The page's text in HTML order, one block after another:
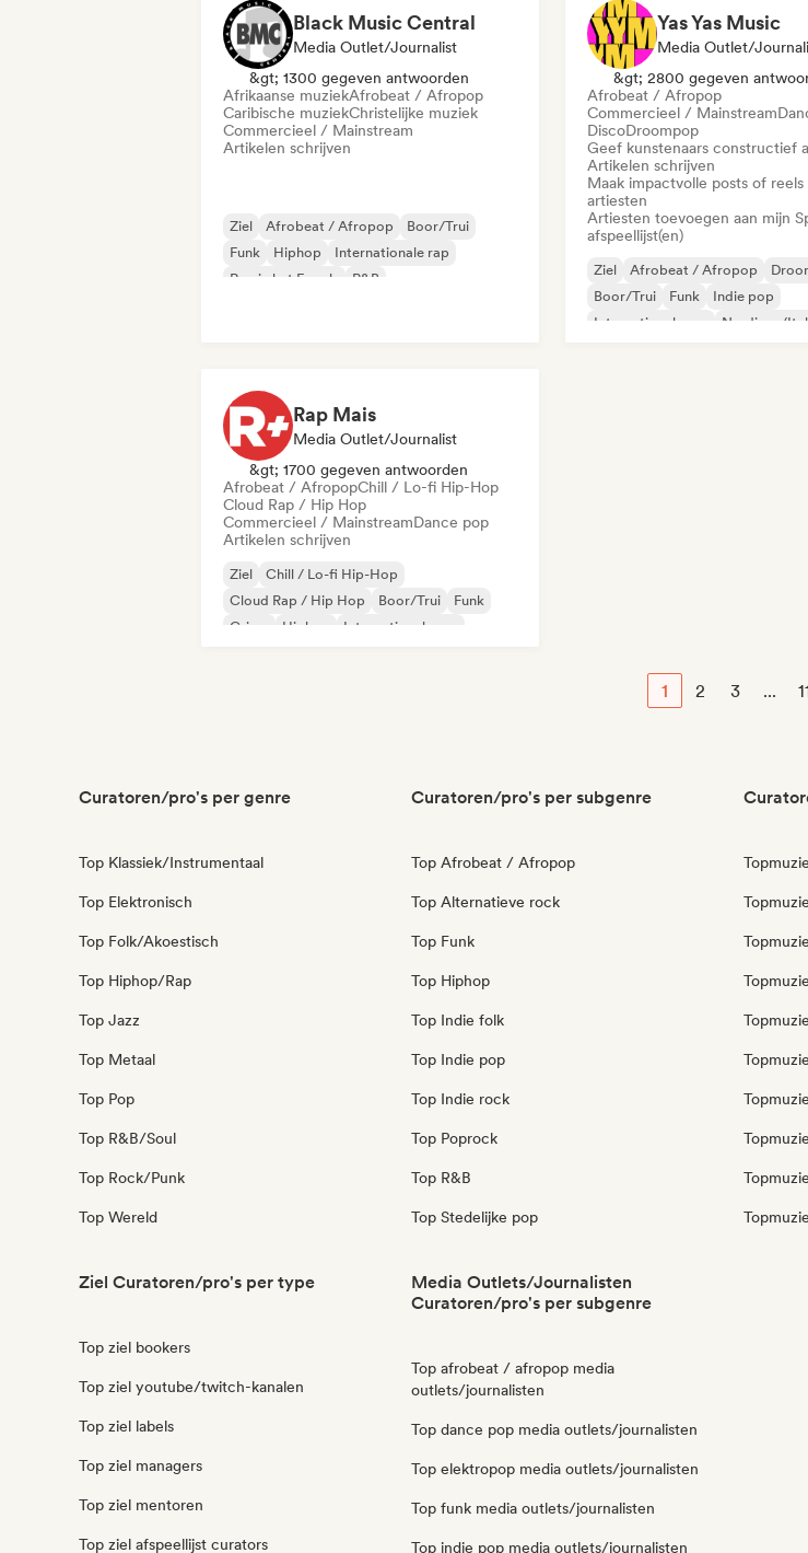
Black Music Central
Media Outlet/Journalist
&gt; 1300 gegeven antwoorden
Afrikaanse muziekAfrobeat / Afropop
Caribische muziekChristelijke muziek
Commercieel / Mainstream
Artikelen schrijven
Ziel Afrobeat / Afropop
Boor/Trui
Funk
Hiphop
Internationale rap
Rap in het Engels
R&B
Yas Yas Music
&gt; 2800 gegeven
Afrobeat / Afropop
Commercieel / Mainstream
DiscoDroompop
Geef kunstenaars constructief
Artikelen schrijven
Maak impactvolle posts of reels
artiesten
Artiesten toevoegen aan mijn
afspeellijst(en)
Ziel Afrobeat / Afropop
Boor/Trui
Funk
Indie pop
Internationale rap
Nu-disco/Italo
Rap Mais
Media Outlet/Journalist
&gt; 1700 gegeven antwoorden
Afrobeat / AfropopChill / Lo-fi Hip-Hop
Cloud Rap / Hip Hop
Commercieel / MainstreamDance pop
Artikelen schrijven
Ziel
Chill / Lo-fi Hip-Hop
Cloud Rap / Hip Hop
Boor/Trui
Funk
Grime
Hiphop Internationale rap
1 2 3 ...
Curatoren/pro's per genre
Top Klassiek/Instrumentaal
Top Elektronisch
Top Folk/Akoestisch
Top Hiphop/Rap
Top Jazz
Top Metaal
Top Pop
Top R&B/Soul
Top Rock/Punk
Top Wereld
Curatoren/pro's per subgenre
Top Afrobeat / Afropop
Top Alternatieve rock
Top Funk
Top Hiphop
Top Indie folk
Top Indie pop
Top Indie rock
Top Poprock
Top R&B
Top Stedelijke pop
Ziel Curatoren/pro's per type
Top ziel bookers
Top ziel youtube/twitch-kanalen
Top ziel labels
Top ziel managers
Top ziel mentoren
Top ziel afspeellijst curators
Media Outlets/Journalisten
Curatoren/pro's per subgenre
Top afrobeat / afropop media
outlets/journalisten
Top dance pop media outlets/journalisten
Top elektropop media outlets/journalisten
Top funk media outlets/journalisten
Top indie pop media outlets/journalisten